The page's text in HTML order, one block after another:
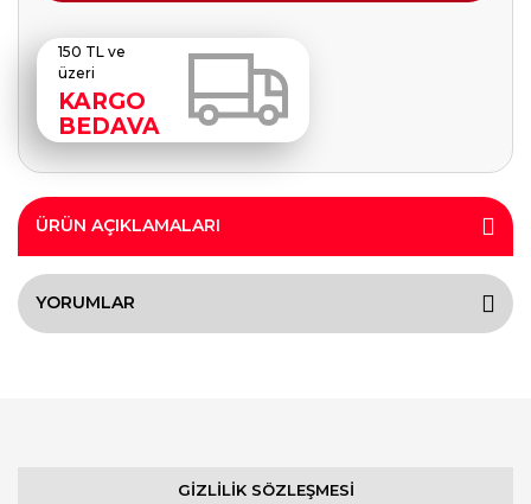
150 TL ve
üzeri
KARGO
BEDAVA
ÜRÜN AÇIKLAMALARI
YORUMLAR
GİZLİLİK SÖZLEŞMESİ